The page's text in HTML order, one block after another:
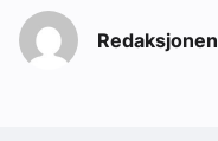
Redaksjonen